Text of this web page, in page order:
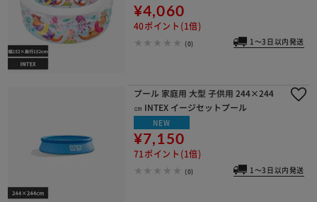
¥4,060
40ポイント(1倍)
(0) 1～3日以内発送
プール 家庭用 大型 子供用 244×244
㎝ INTEX イージセットプール
NEW
¥7,150
71ポイント(1倍)
(0) 1～3日以内発送